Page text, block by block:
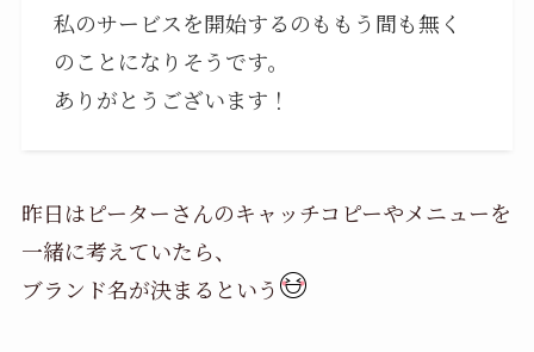
私のサービスを開始するのももう間も無く
のことになりそうです。
ありがとうございます！
昨日はピーターさんのキャッチコピーやメニューを
一緒に考えていたら、
ブランド名が決まるという